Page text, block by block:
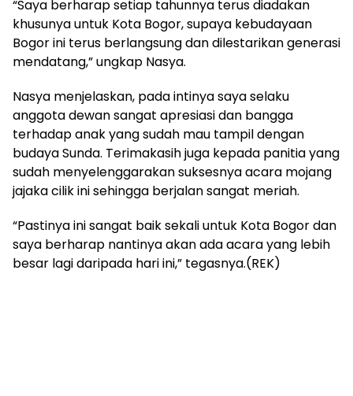
“Saya berharap setiap tahunnya terus diadakan
khusunya untuk Kota Bogor, supaya kebudayaan
Bogor ini terus berlangsung dan dilestarikan generasi
mendatang,” ungkap Nasya.
Nasya menjelaskan, pada intinya saya selaku
anggota dewan sangat apresiasi dan bangga
terhadap anak yang sudah mau tampil dengan
budaya Sunda. Terimakasih juga kepada panitia yang
sudah menyelenggarakan suksesnya acara mojang
jajaka cilik ini sehingga berjalan sangat meriah.
“Pastinya ini sangat baik sekali untuk Kota Bogor dan
saya berharap nantinya akan ada acara yang lebih
besar lagi daripada hari ini,” tegasnya.(REK)